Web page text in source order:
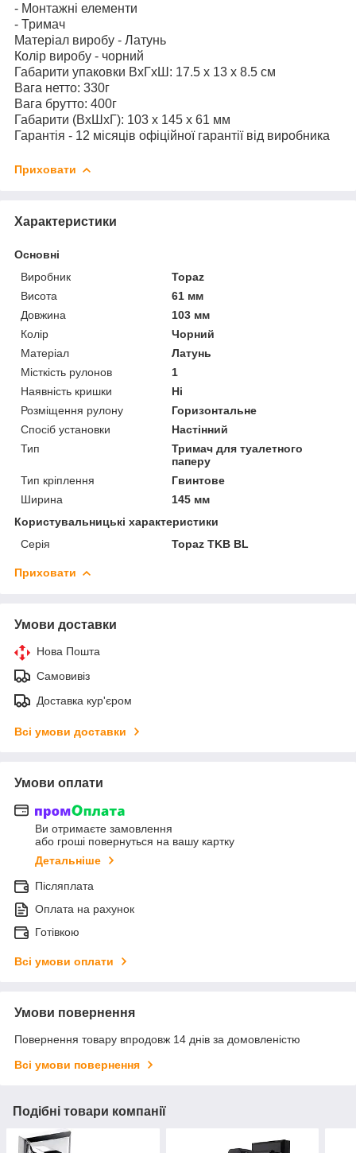
- Монтажні елементи
- Тримач
Матеріал виробу - Латунь
Колір виробу - чорний
Габарити упаковки ВхГхШ: 17.5 х 13 х 8.5 см
Вага нетто: 330г
Вага брутто: 400г
Габарити (ВхШхГ): 103 х 145 х 61 мм
Гарантія - 12 місяців офіційної гарантії від виробника
Приховати
Характеристики
Основні
Виробник
Topaz
Висота
61 мм
Довжина
103 мм
Колір
Чорний
Матеріал
Латунь
Місткість рулонов
1
Наявність кришки
Ні
Розміщення рулону
Горизонтальне
Спосіб установки
Настінний
Тип
Тримач для туалетного
паперу
Тип кріплення
Гвинтове
Ширина
145 мм
Користувальницькі характеристики
Серія
Topaz TKB BL
Приховати
Умови доставки
Нова Пошта
Самовивіз
Доставка кур'єром
Всі умови доставки
Умови оплати
Ви отримаєте замовлення
або гроші повернуться на вашу картку
Детальніше
Післяплата
Оплата на рахунок
Готівкою
Всі умови оплати
Умови повернення
Повернення товару впродовж 14 днів за домовленістю
Всі умови повернення
Подібні товари компанії